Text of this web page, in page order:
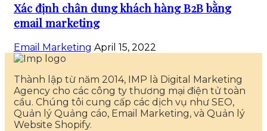
Xác định chân dung khách hàng B2B bằng
email marketing
Email Marketing April 15, 2022
Thành lập từ năm 2014, IMP là Digital Marketing
Agency cho các công ty thương mại điện tử toàn
cầu. Chúng tôi cung cấp các dịch vụ như SEO,
Quản lý Quảng cáo, Email Marketing, và Quản lý
Website Shopify.